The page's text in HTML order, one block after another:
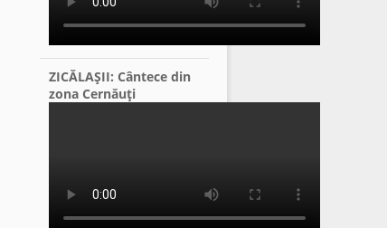
ZICĂLAŞII: Cântece din
zona Cernăuţi